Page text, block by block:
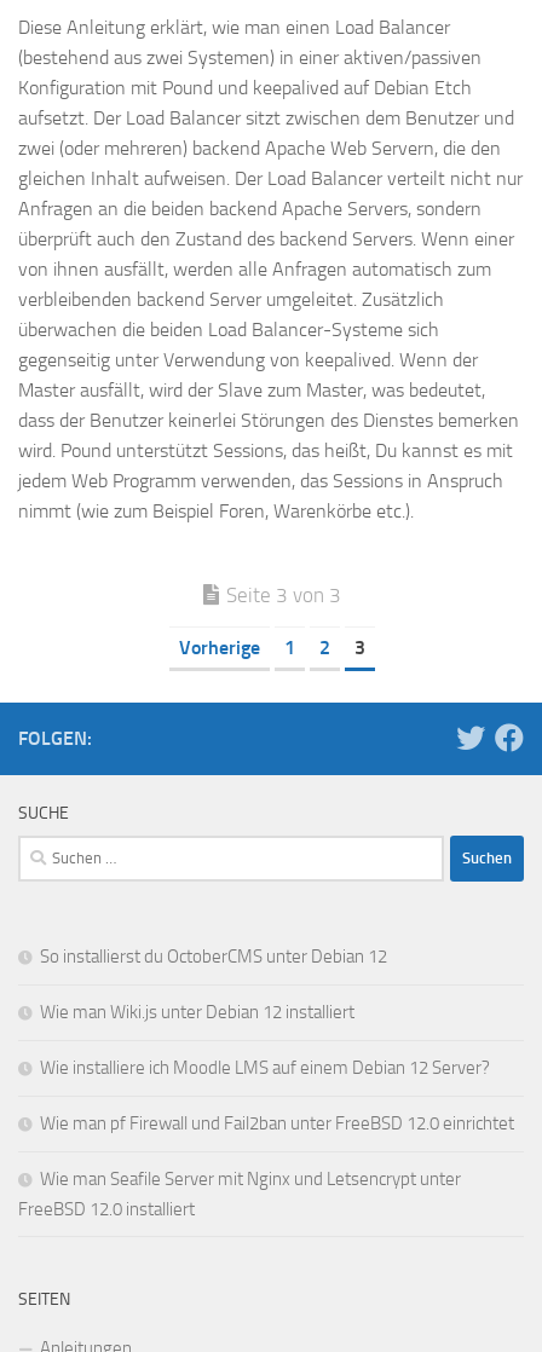
Diese Anleitung erklärt, wie man einen Load Balancer
(bestehend aus zwei Systemen) in einer aktiven/passiven
Konfiguration mit Pound und keepalived auf Debian Etch
aufsetzt. Der Load Balancer sitzt zwischen dem Benutzer und
zwei (oder mehreren) backend Apache Web Servern, die den
gleichen Inhalt aufweisen. Der Load Balancer verteilt nicht nur
Anfragen an die beiden backend Apache Servers, sondern
überprüft auch den Zustand des backend Servers. Wenn einer
von ihnen ausfällt, werden alle Anfragen automatisch zum
verbleibenden backend Server umgeleitet. Zusätzlich
überwachen die beiden Load Balancer-Systeme sich
gegenseitig unter Verwendung von keepalived. Wenn der
Master ausfällt, wird der Slave zum Master, was bedeutet,
dass der Benutzer keinerlei Störungen des Dienstes bemerken
wird. Pound unterstützt Sessions, das heißt, Du kannst es mit
jedem Web Programm verwenden, das Sessions in Anspruch
nimmt (wie zum Beispiel Foren, Warenkörbe etc.).
Seite 3 von 3
Vorherige 1 2 3
FOLGEN:
SUCHE
Suchen
nach:
So installierst du OctoberCMS unter Debian 12
Wie man Wiki.js unter Debian 12 installiert
Wie installiere ich Moodle LMS auf einem Debian 12 Server?
Wie man pf Firewall und Fail2ban unter FreeBSD 12.0 einrichtet
Wie man Seafile Server mit Nginx und Letsencrypt unter
FreeBSD 12.0 installiert
SEITEN